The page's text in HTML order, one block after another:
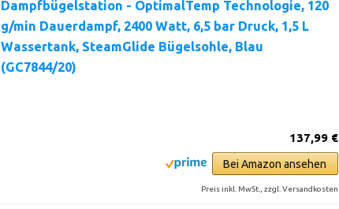
Dampfbügelstation - OptimalTemp Technologie, 120
g/min Dauerdampf, 2400 Watt, 6,5 bar Druck, 1,5 L
Wassertank, SteamGlide Bügelsohle, Blau
(GC7844/20)
137,99 €
Bei Amazon ansehen
Preis inkl. MwSt., zzgl. Versandkosten